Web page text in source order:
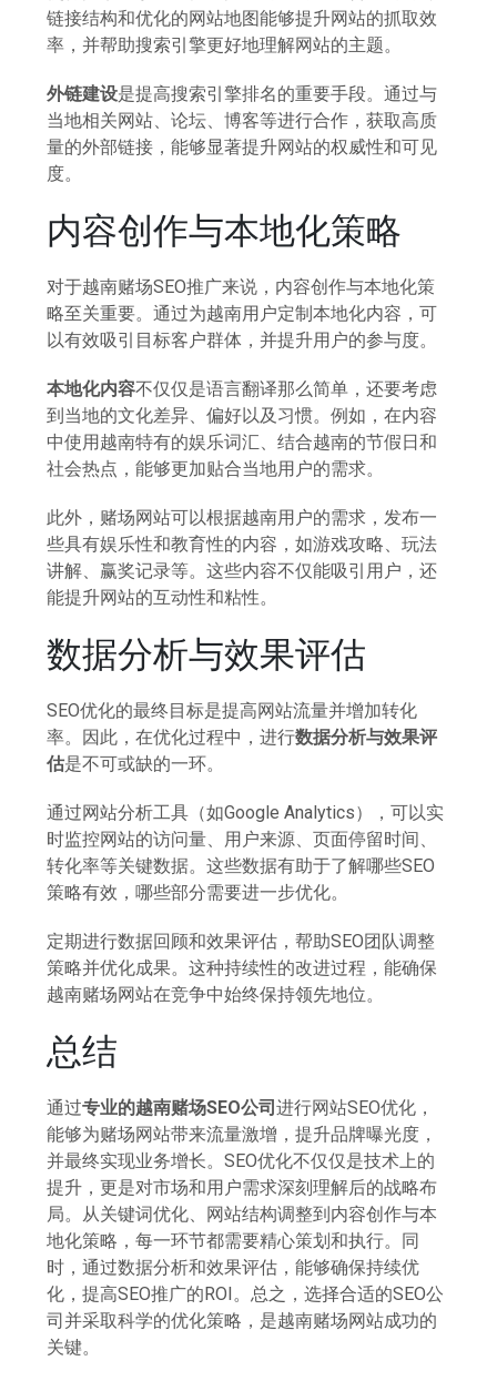
链接结构和优化的网站地图能够提升网站的抓取效
率，并帮助搜索引擎更好地理解网站的主题。
外链建设是提高搜索引擎排名的重要手段。通过与
当地相关网站、论坛、博客等进行合作，获取高质
量的外部链接，能够显著提升网站的权威性和可见
度。
内容创作与本地化策略
对于越南赌场SEO推广来说，内容创作与本地化策
略至关重要。通过为越南用户定制本地化内容，可
以有效吸引目标客户群体，并提升用户的参与度。
本地化内容不仅仅是语言翻译那么简单，还要考虑
到当地的文化差异、偏好以及习惯。例如，在内容
中使用越南特有的娱乐词汇、结合越南的节假日和
社会热点，能够更加贴合当地用户的需求。
此外，赌场网站可以根据越南用户的需求，发布一
些具有娱乐性和教育性的内容，如游戏攻略、玩法
讲解、赢奖记录等。这些内容不仅能吸引用户，还
能提升网站的互动性和粘性。
数据分析与效果评估
SEO优化的最终目标是提高网站流量并增加转化
率。因此，在优化过程中，进行数据分析与效果评
估是不可或缺的一环。
通过网站分析工具（如Google Analytics），可以实
时监控网站的访问量、用户来源、页面停留时间、
转化率等关键数据。这些数据有助于了解哪些SEO
策略有效，哪些部分需要进一步优化。
定期进行数据回顾和效果评估，帮助SEO团队调整
策略并优化成果。这种持续性的改进过程，能确保
越南赌场网站在竞争中始终保持领先地位。
总结
通过专业的越南赌场SEO公司进行网站SEO优化，
能够为赌场网站带来流量激增，提升品牌曝光度，
并最终实现业务增长。SEO优化不仅仅是技术上的
提升，更是对市场和用户需求深刻理解后的战略布
局。从关键词优化、网站结构调整到内容创作与本
地化策略，每一环节都需要精心策划和执行。同
时，通过数据分析和效果评估，能够确保持续优
化，提高SEO推广的ROI。总之，选择合适的SEO公
司并采取科学的优化策略，是越南赌场网站成功的
关键。